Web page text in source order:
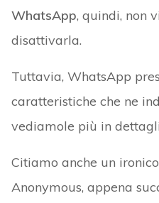
WhatsApp, quindi, non
disattivarla.
Tuttavia, WhatsApp
caratteristiche che ne
vediamole più in
Citiamo anche un
Anonymous, appena